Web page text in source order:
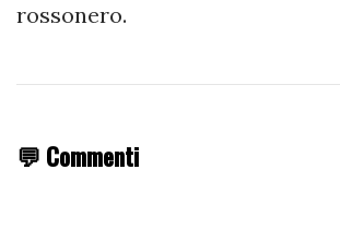
rossonero.
💬 Commenti